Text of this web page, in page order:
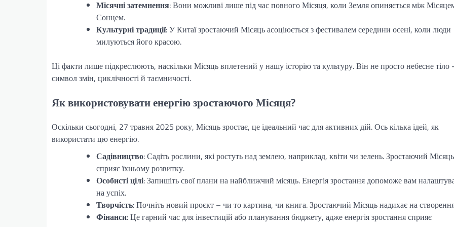
Місячні затемнення: Вони можливі лише під час повного Місяця, коли Земля опиняється між
Сонцем.
Культурні традиції: У Китаї зростаючий Місяць асоціюється з фестивалем середини осені, коли люди
милуються його красою.
Ці факти лише підкреслюють, наскільки Місяць вплетений у нашу історію та культуру. Він не просто небесне тіло
символ змін, циклічності й таємничості.
Як використовувати енергію зростаючого Місяця?
Оскільки сьогодні, 27 травня 2025 року, Місяць зростає, це ідеальний час для активних дій. Ось кілька ідей, як
використати цю енергію.
Садівництво: Садіть рослини, які ростуть над землею, наприклад, квіти чи зелень. Зростаючий Місяць
сприяє їхньому розвитку.
Особисті цілі: Запишіть свої плани на найближчий місяць. Енергія зростання допоможе вам
на успіх.
Творчість: Почніть новий проєкт – чи то картина, чи книга. Зростаючий Місяць надихає на
Фінанси: Це гарний час для інвестицій або планування бюджету, адже енергія зростання сприяє